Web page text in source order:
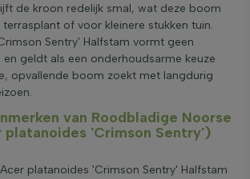
de kroon redelijk smal, wat deze boom
of voor kleinere stukken tuin.
Sentry' Halfstam vormt geen
geldt als een onderhoudsarme keuze
opvallende boom zoekt met langdurig
van Roodbladige Noorse
platanoides 'Crimson Sentry')
platanoides 'Crimson Sentry' Halfstam